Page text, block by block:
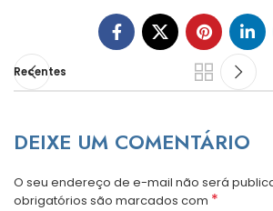
Recentes
DEIXE UM COMENTÁRIO
O seu endereço de e-mail não será
obrigatórios são marcados com *